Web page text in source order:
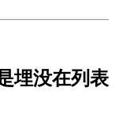
埋没在列表